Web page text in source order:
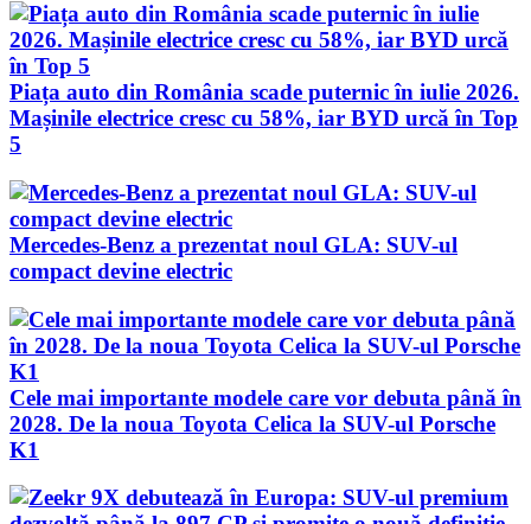
Piața auto din România scade puternic în iulie 2026.
Mașinile electrice cresc cu 58%, iar BYD urcă în Top
5
Mercedes-Benz a prezentat noul GLA: SUV-ul
compact devine electric
Cele mai importante modele care vor debuta până în
2028. De la noua Toyota Celica la SUV-ul Porsche
K1